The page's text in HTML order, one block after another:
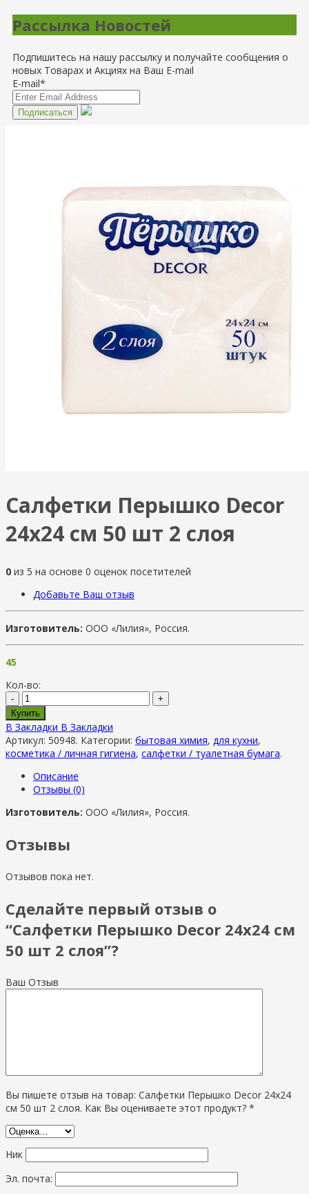
Рассылка Новостей
Подпишитесь на нашу рассылку и получайте сообщения о
новых Товарах и Акциях на Ваш E-mail
E-mail*
Салфетки Перышко Decor
24х24 см 50 шт 2 слоя
0 из 5 на основе 0 оценок посетителей
Добавьте Ваш отзыв
Изготовитель: ООО «Лилия», Россия.
45
Кол-во:
-
+
Купить
В Закладки В Закладки
Артикул: 50948. Категории: бытовая химия, для кухни,
косметика / личная гигиена, салфетки / туалетная бумага.
Описание
Отзывы (0)
Изготовитель: ООО «Лилия», Россия.
Отзывы
Отзывов пока нет.
Сделайте первый отзыв о
“Салфетки Перышко Decor 24х24 см
50 шт 2 слоя”?
Ваш Отзыв
Вы пишете отзыв на товар: Салфетки Перышко Decor 24х24
см 50 шт 2 слоя. Как Вы оцениваете этот продукт? *
Ник
Эл. почта: